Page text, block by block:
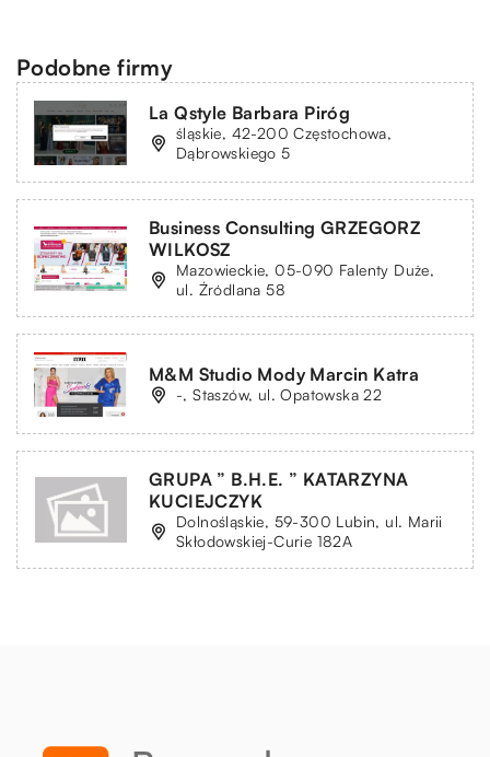
Podobne firmy
La Qstyle Barbara Piróg
śląskie, 42-200 Częstochowa,
Dąbrowskiego 5
Business Consulting GRZEGORZ
WILKOSZ
Mazowieckie, 05-090 Falenty Duże,
ul. Źródlana 58
M&M Studio Mody Marcin Katra
-, Staszów, ul. Opatowska 22
GRUPA ” B.H.E. ” KATARZYNA
KUCIEJCZYK
Dolnośląskie, 59-300 Lubin, ul. Marii
Skłodowskiej-Curie 182A